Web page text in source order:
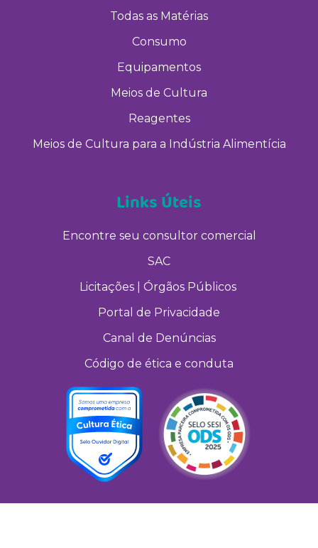
Todas as Matérias
Consumo
Equipamentos
Meios de Cultura
Reagentes
Meios de Cultura para a Indústria Alimentícia
Links Úteis
Encontre seu consultor comercial
SAC
Licitações | Órgãos Públicos
Portal de Privacidade
Canal de Denúncias
Código de ética e conduta